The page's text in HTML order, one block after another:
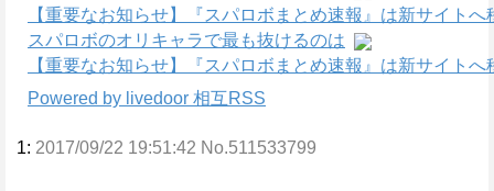
【重要なお知らせ】『スパロボまとめ速報』は新サイトへ
スパロボのオリキャラで最も抜けるのは
【重要なお知らせ】『スパロボまとめ速報』は新サイトへ
Powered by livedoor 相互RSS
1: 2017/09/22 19:51:42 No.511533799